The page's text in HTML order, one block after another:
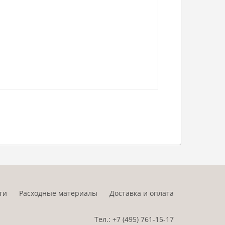
Расходные материалы Доставка и оплата
Тел.: +7 (495) 761-15-17